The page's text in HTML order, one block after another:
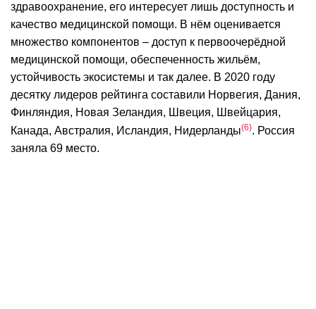
здравоохранение, его интересует лишь доступность и
качество медицинской помощи. В нём оценивается
множество компонентов – доступ к первоочерёдной
медицинской помощи, обеспеченность жильём,
устойчивость экосистемы и так далее. В 2020 году
десятку лидеров рейтинга составили Норвегия, Дания,
Финляндия, Новая Зеландия, Швеция, Швейцария,
Канада, Австралия, Исландия, Нидерланды 6 . Россия
заняла 69 место.